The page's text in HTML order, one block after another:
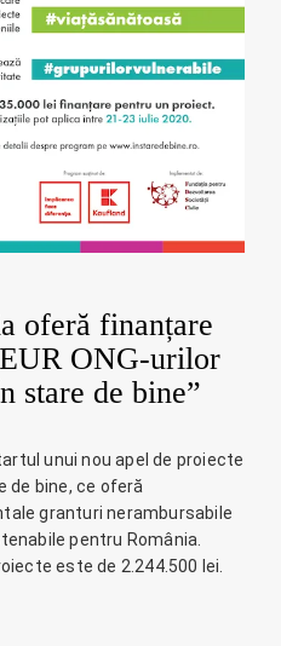
oferă finanțare
ONG-urilor
stare de bine”
unui nou apel de proiecte
de bine, ce oferă
granturi nerambursabile
pentru România.
este de 2.244.500 lei.